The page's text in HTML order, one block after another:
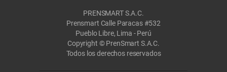
PRENSMART S.A.C.
Prensmart Calle Paracas #532
Pueblo Libre, Lima - Perú
Copyright © PrenSmart S.A.C.
Todos los derechos reservados